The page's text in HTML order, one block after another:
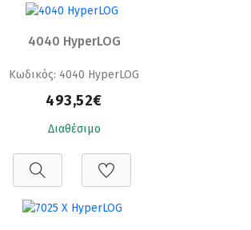
4040 HyperLOG
Κωδικός: 4040 HyperLOG
493,52€
Διαθέσιμο